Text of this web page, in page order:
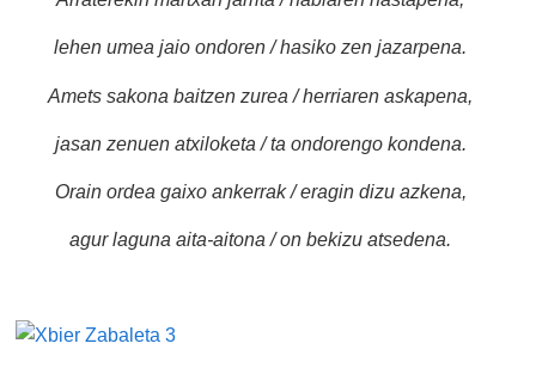
lehen umea jaio ondoren / hasiko zen jazarpena.
Amets sakona baitzen zurea / herriaren askapena,
jasan zenuen atxiloketa / ta ondorengo kondena.
Orain ordea gaixo ankerrak / eragin dizu azkena,
agur laguna aita-aitona / on bekizu atsedena.